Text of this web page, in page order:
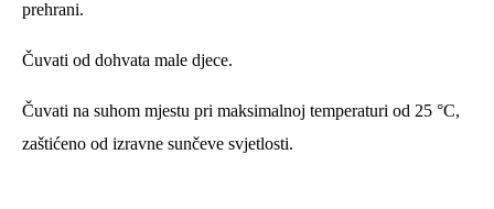
prehrani.
Čuvati od dohvata male djece.
Čuvati na suhom mjestu pri maksimalnoj temperaturi od 25 °C,
zaštićeno od izravne sunčeve svjetlosti.